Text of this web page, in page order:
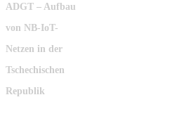
ADGT – Aufbau
von NB-IoT-
Netzen in der
Tschechischen
Republik